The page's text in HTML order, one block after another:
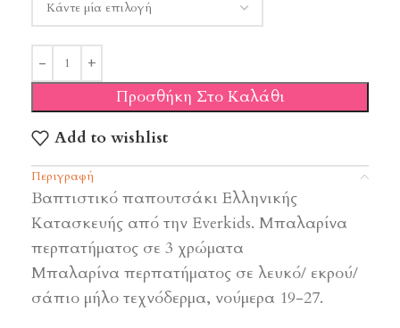
Προσθήκη Στο Καλάθι
Add to wishlist
Περιγραφή
Βαπτιστικό παπουτσάκι Ελληνικής
Κατασκευής από την Everkids. Μπαλαρίνα
περπατήματος σε 3 χρώματα
Μπαλαρίνα περπατήματος σε λευκό/ εκρού/
σάπιο μήλο τεχνόδερμα, νούμερα 19-27.